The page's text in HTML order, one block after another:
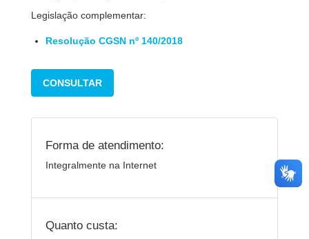
Legislação complementar:
Resolução CGSN nº 140/2018
CONSULTAR
Forma de atendimento:
Integralmente na Internet
Quanto custa: